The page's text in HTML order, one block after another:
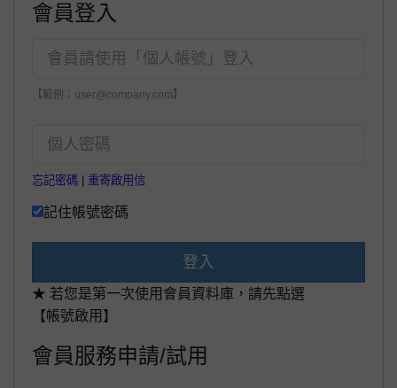
會員登入
【範例：user@company.com】
忘記密碼 重寄啟用信
記住帳號密碼
登入
★ 若您是第一次使用會員資料庫，請先點選
【帳號啟用】
會員服務申請/試用